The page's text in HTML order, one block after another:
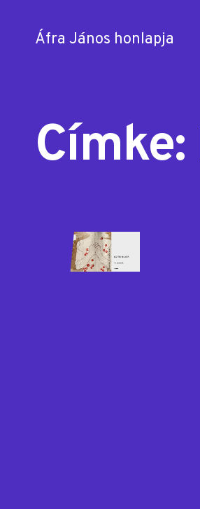
Áfra János honlapja
Címke: